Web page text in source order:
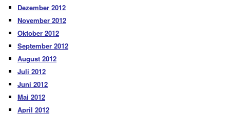
Dezember 2012
November 2012
Oktober 2012
September 2012
August 2012
Juli 2012
Juni 2012
Mai 2012
April 2012